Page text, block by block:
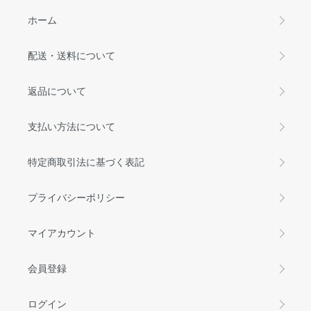
ホーム
配送・送料について
返品について
支払い方法について
特定商取引法に基づく表記
プライバシーポリシー
マイアカウント
会員登録
ログイン